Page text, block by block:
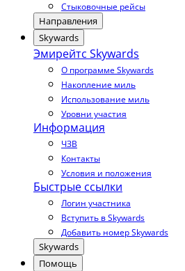
Стыковочные рейсы
Направления
Skywards
Эмирейтс Skywards
О программе Skywards
Накопление миль
Использование миль
Уровни участия
Информация
ЧЗВ
Контакты
Условия и положения
Быстрые ссылки
Логин участника
Вступить в Skywards
Добавить номер Skywards
Skywards
Помощь